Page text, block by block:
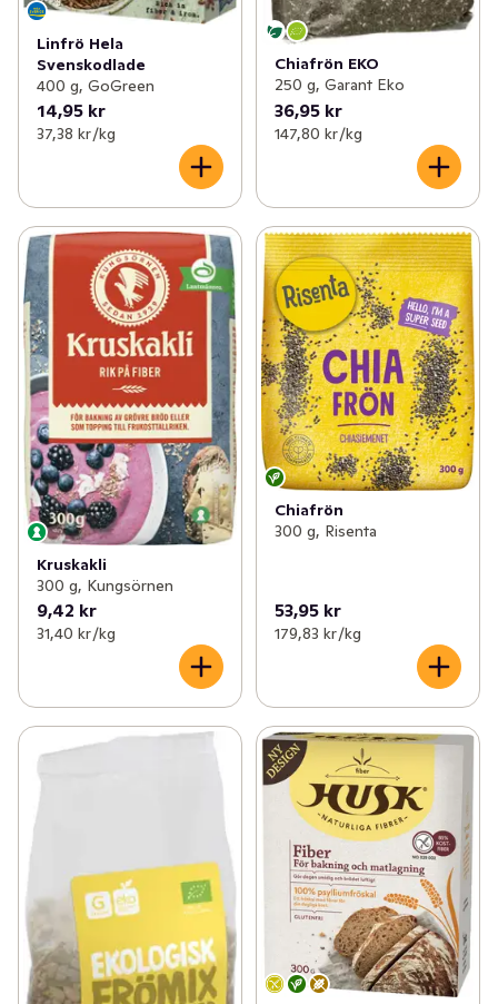
Linfrö Hela
Svenskodlade
400 g, GoGreen
14,95 kr
37,38 kr /kg
Chiafrön EKO
250 g, Garant Eko
36,95 kr
147,80 kr /kg
Kruskakli
300 g, Kungsörnen
9,42 kr
31,40 kr /kg
Chiafrön
300 g, Risenta
53,95 kr
179,83 kr /kg